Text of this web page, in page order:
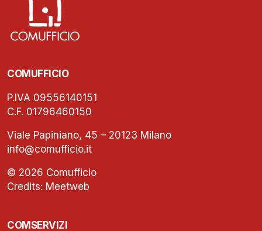
COMUFFICIO
P.IVA 09556140151
C.F. 01796460150
Viale Papiniano, 45 – 20123 Milano
info@comufficio.it
© 2026 Comufficio
Credits: Meetweb
COMSERVIZI